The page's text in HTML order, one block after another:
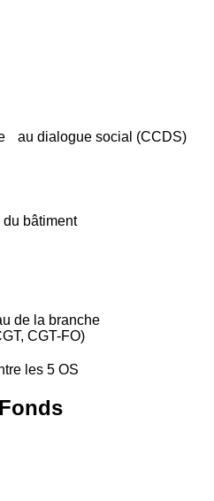
au dialogue social (CCDS)
bâtiment
de la branche
CGT-FO)
les 5 OS